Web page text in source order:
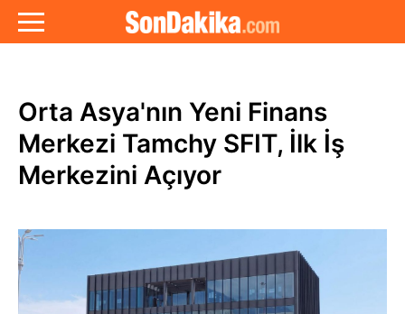
Orta Asya'nın Yeni Finans
Merkezi Tamchy SFIT, İlk İş
Merkezini Açıyor